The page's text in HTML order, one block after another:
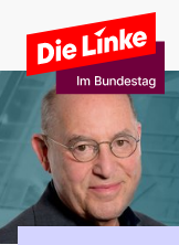
Zum Hauptinhalt springen